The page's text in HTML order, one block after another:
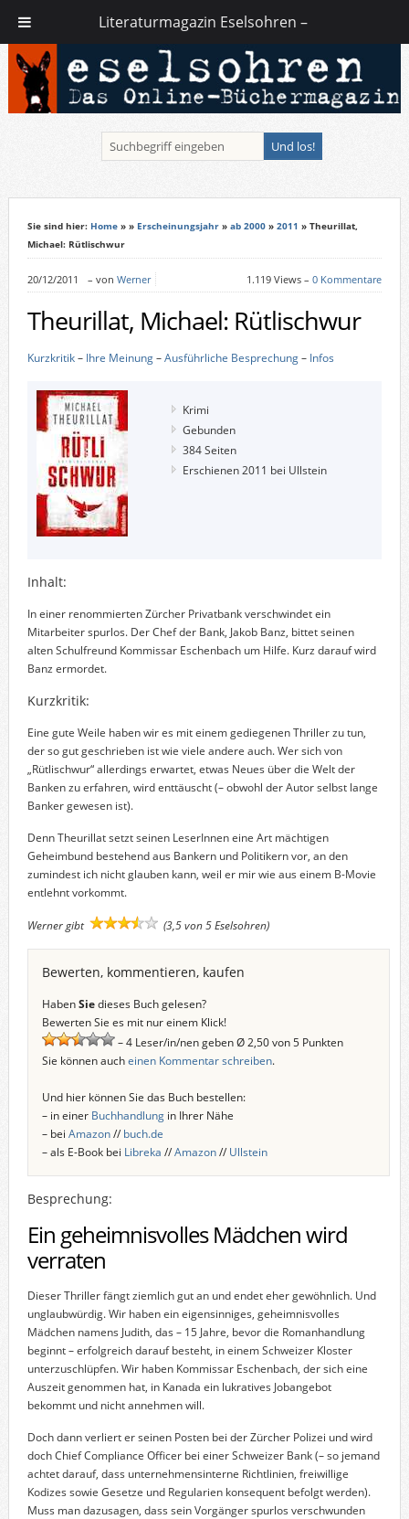
Sie sind hier: Home» » Erscheinungsjahr» ab 2000» 2011 » Theurillat,
Michael: Rütlischwur
20/12/2011 – von Werner 1.119 Views –0 Kommentare
Theurillat, Michael: Rütlischwur
Kurzkritik– Ihre Meinung–Ausführliche Besprechung– Infos
Krimi
Gebunden
384 Seiten
Erschienen 2011 bei Ullstein
Inhalt:
In einer renommierten Zürcher Privatbank verschwindet ein
Mitarbeiter spurlos. Der Chef der Bank, Jakob Banz, bittet seinen
alten Schulfreund Kommissar Eschenbach um Hilfe. Kurz darauf wird
Banz ermordet.
Kurzkritik:
Eine gute Weile haben wir es mit einem gediegenen Thriller zu tun,
der so gut geschrieben ist wie viele andere auch. Wer sich von
„Rütlischwur“ allerdings erwartet, etwas Neues über die Welt der
Banken zu erfahren, wird enttäuscht (– obwohl der Autor selbst lange
Banker gewesen ist).
Denn Theurillat setzt seinen LeserInnen eine Art mächtigen
Geheimbund bestehend aus Bankern und Politikern vor, an den
zumindest ich nicht glauben kann, weil er mir wie aus einem B-Movie
entlehnt vorkommt.
Werner gibt (3,5 von 5 Eselsohren)
Bewerten, kommentieren, kaufen
HabenSiedieses Buch gelesen?
Bewerten Sie es mit nur einem Klick!
– 4 Leser/in/nen geben Ø 2,50 von 5 Punkten
Sie können aucheinen Kommentar schreiben.
Und hier können Sie das Buch bestellen:
– in einer Buchhandlungin Ihrer Nähe
– bei Amazon//buch.de
– als E-Book bei Libreka //Amazon//Ullstein
Besprechung:
Ein geheimnisvolles Mädchen wird
verraten
Dieser Thriller fängt ziemlich gut an und endet eher gewöhnlich. Und
unglaubwürdig. Wir haben ein eigensinniges, geheimnisvolles
Mädchen namens Judith, das – 15 Jahre, bevor die Romanhandlung
beginnt – erfolgreich darauf besteht, in einem Schweizer Kloster
unterzuschlüpfen. Wir haben Kommissar Eschenbach, der sich eine
Auszeit genommen hat, in Kanada ein lukratives Jobangebot
bekommt und nicht annehmen will.
Doch dann verliert er seinen Posten bei der Zürcher Polizei und wird
doch Chief Compliance Officer bei einer Schweizer Bank (– so jemand
achtet darauf, dass unternehmensinterne Richtlinien, freiwillige
Kodizes sowie Gesetze und Regularien konsequent befolgt werden).
Muss man dazusagen, dass sein Vorgänger spurlos verschwunden
Literaturmagazin Eselsohren –